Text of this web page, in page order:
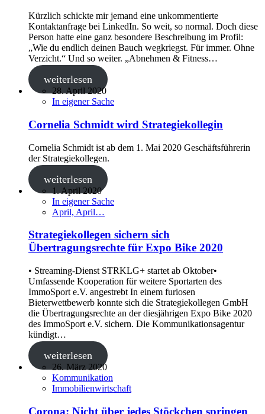
Kürzlich schickte mir jemand eine unkommentierte
Kontaktanfrage bei LinkedIn. So weit, so normal. Doch diese
Person hatte eine ganz besondere Beschreibung im Profil:
„Wie du endlich deinen Bauch wegkriegst. Für immer. Ohne
Verzicht.“ Und so weiter. „Abnehmen & Fitness…
weiterlesen
28. April 2020
In eigener Sache
Cornelia Schmidt wird Strategiekollegin
Cornelia Schmidt ist ab dem 1. Mai 2020 Geschäftsführerin
der Strategiekollegen.
weiterlesen
1. April 2020
In eigener Sache
April, April…
Strategiekollegen sichern sich
Übertragungsrechte für Expo Bike 2020
• Streaming-Dienst STRKLG+ startet ab Oktober•
Umfassende Kooperation für weitere Sportarten des
ImmoSport e.V. angestrebt In einem furiosen
Bieterwettbewerb konnte sich die Strategiekollegen GmbH
die Übertragungsrechte an der diesjährigen Expo Bike 2020
des ImmoSport e.V. sichern. Die Kommunikationsagentur
kündigt…
weiterlesen
26. März 2020
Kommunikation
Immobilienwirtschaft
Corona: Nicht über jedes Stöckchen springen